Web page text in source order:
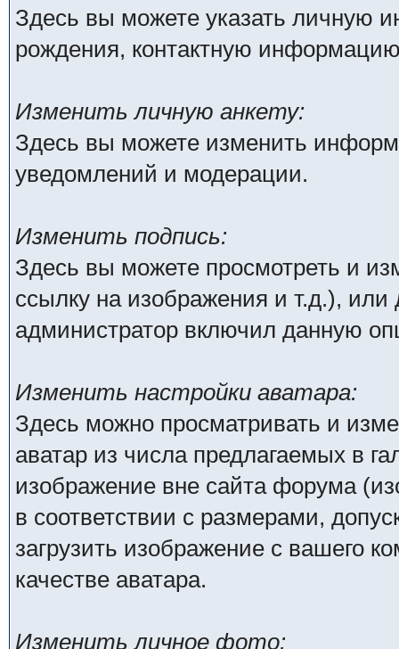
Здесь вы можете указать личную
рождения, контактную
Изменить личную анкету:
Здесь вы можете изменить
уведомлений и модерации.
Изменить подпись:
Здесь вы можете просмотреть и
ссылку на изображения и т.д.),
администратор включил данную
Изменить настройки аватара:
Здесь можно просматривать и
аватар из числа предлагаемых в
изображение вне сайта форума
в соответствии с размерами,
загрузить изображение с вашего
качестве аватара.
Изменить личное фото: